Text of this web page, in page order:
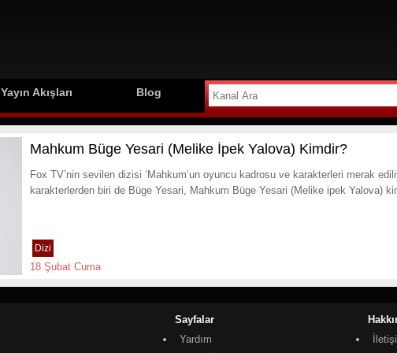
Yayın Akışları Blog
Mahkum Büge Yesari (Melike İpek Yalova) Kimdir?
Fox TV’nin sevilen dizisi ‘Mahkum’un oyuncu kadrosu ve karakterleri merak
karakterlerden biri de Büge Yesari, Mahkum Büge Yesari (Melike ipek Yalova)
Dizi
18 Şubat Cuma
Sayfalar
Yardım